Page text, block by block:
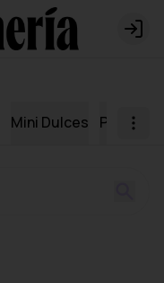
Login
Mini Dulces Packs